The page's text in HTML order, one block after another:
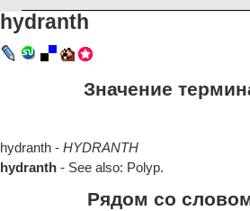
hydranth
Значение
hydranth - HYDRANTH
hydranth - See also: Polyp.
Рядом со